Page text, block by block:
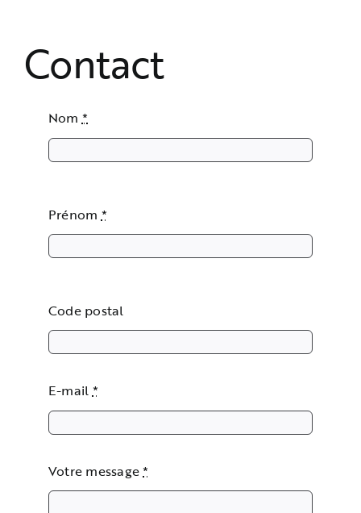
Contact
Nom*
Prénom *
Code postal
E-mail*
Votre message*